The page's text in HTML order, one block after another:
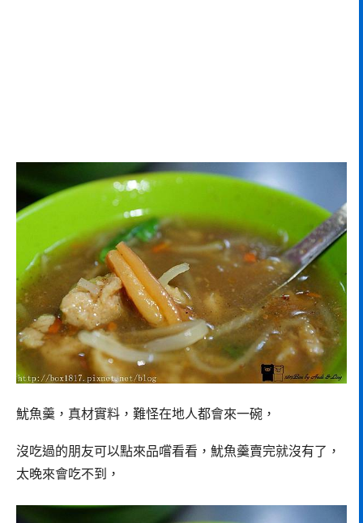
魷魚羹，真材實料，難怪在地人都會來一碗，
沒吃過的朋友可以點來品嚐看看，魷魚羹賣完就沒有了，
太晚來會吃不到，